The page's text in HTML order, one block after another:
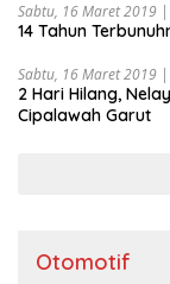
Sabtu, 16 Maret 2019
14 Tahun
Sabtu, 16 Maret 2019
2 Hari Hilang,
Cipalawah Garut
Otomotif